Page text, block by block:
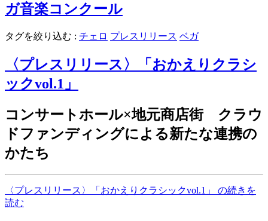
ガ音楽コンクール
タグを絞り込む : チェロ プレスリリース ベガ
〈プレスリリース〉「おかえりクラシ
ックvol.1」
コンサートホール×地元商店街 クラウ
ドファンディングによる新たな連携の
かたち
〈プレスリリース〉「おかえりクラシックvol.1」 の続きを
読む